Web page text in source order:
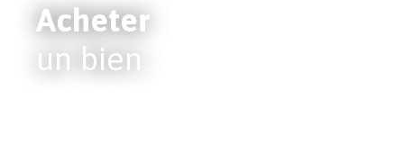
Acheter
un bien